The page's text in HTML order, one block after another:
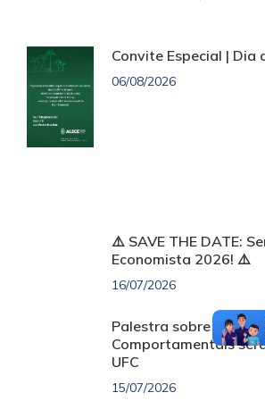
Convite Especial | Dia
06/08/2026
⚠️ SAVE THE DATE:
Economista 2026! ⚠️
16/07/2026
Palestra sobre
Comportamentais
UFC
15/07/2026